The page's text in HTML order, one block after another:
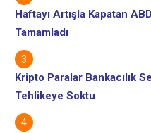
Haftayı Artışla Kapatan
Tamamladı
Kripto Paralar Bankacılık
Tehlikeye Soktu